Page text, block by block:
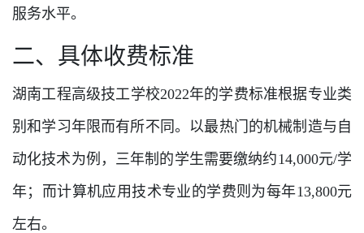
服务水平。
二、具体收费标准
湖南工程高级技工学校2022年的学费标准根据专业类
别和学习年限而有所不同。以最热门的机械制造与自
动化技术为例，三年制的学生需要缴纳约14,000元/学
年；而计算机应用技术专业的学费则为每年13,800元
左右。